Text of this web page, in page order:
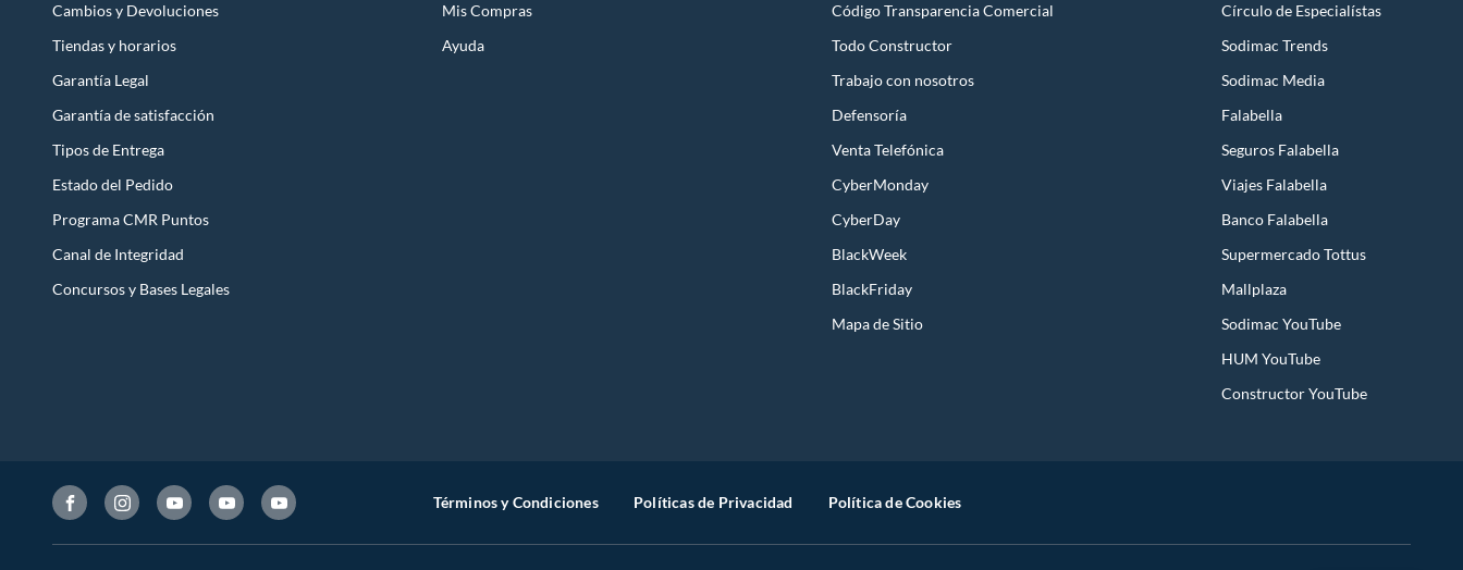
Cambios y Devoluciones
Tiendas y horarios
Garantía Legal
Garantía de satisfacción
Tipos de Entrega
Estado del Pedido
Programa CMR Puntos
Canal de Integridad
Concursos y Bases Legales
Mis Compras
Ayuda
Código Transparencia Comercial
Todo Constructor
Trabajo con nosotros
Defensoría
Venta Telefónica
CyberMonday
CyberDay
BlackWeek
BlackFriday
Mapa de Sitio
Círculo de Especialístas
Sodimac Trends
Sodimac Media
Falabella
Seguros Falabella
Viajes Falabella
Banco Falabella
Supermercado Tottus
Mallplaza
Sodimac YouTube
HUM YouTube
Constructor YouTube
Términos y Condiciones Políticas de Privacidad Política de Cookies